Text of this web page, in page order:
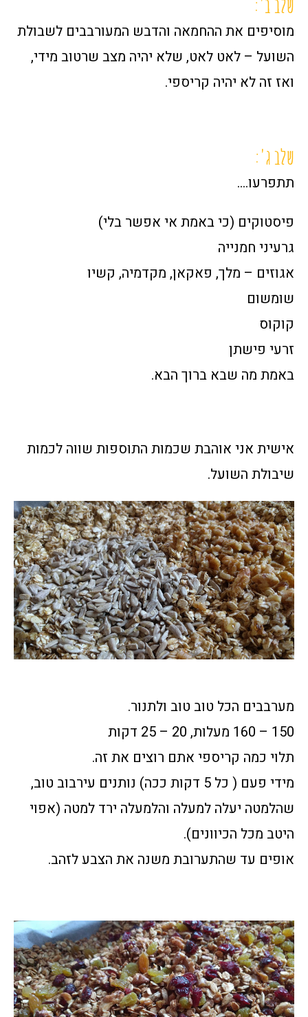
שלב ב':
מוסיפים את ההחמאה והדבש המעורבבים לשבולת
השועל – לאט לאט, שלא יהיה מצב שרטוב מידי,
ואז זה לא יהיה קריספי.
שלב ג':
תתפרעו….
פיסטוקים (כי באמת אי אפשר בלי)
גרעיני חמנייה
אגוזים – מלך, פאקאן, מקדמיה, קשיו
שומשום
קוקוס
זרעי פישתן
באמת מה שבא ברוך הבא.
אישית אני אוהבת שכמות התוספות שווה לכמות
שיבולת השועל.
מערבבים הכל טוב טוב ולתנור.
150 – 160 מעלות, 20 – 25 דקות
תלוי כמה קריספי אתם רוצים את זה.
מידי פעם ( כל 5 דקות ככה) נותנים עירבוב טוב,
שהלמטה יעלה למעלה והלמעלה ירד למטה (אפוי
היטב מכל הכיוונים).
אופים עד שהתערובת משנה את הצבע לזהב.